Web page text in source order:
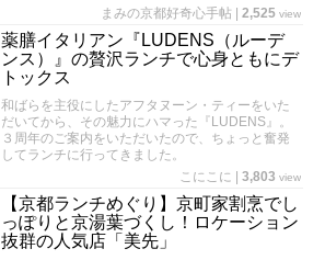
まみの京都好奇心手帖
2,525 view
薬膳イタリアン『LUDENS（ルーデ
ンス）』の贅沢ランチで心身ともにデ
トックス
和ばらを主役にしたアフタヌーン・ティーをいた
だいてから、その魅力にハマった『LUDENS』。
３周年のご案内をいただいたので、ちょっと奮発
してランチに行ってきました。
こにこに
3,803 view
【京都ランチめぐり】京町家割烹でし
っぽりと京湯葉づくし！ロケーション
抜群の人気店「美先」